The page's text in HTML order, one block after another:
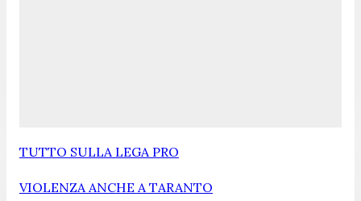
TUTTO SULLA LEGA PRO
VIOLENZA ANCHE A TARANTO